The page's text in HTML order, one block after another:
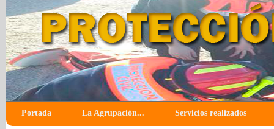
Portada La Agrupación... Servicios realizados